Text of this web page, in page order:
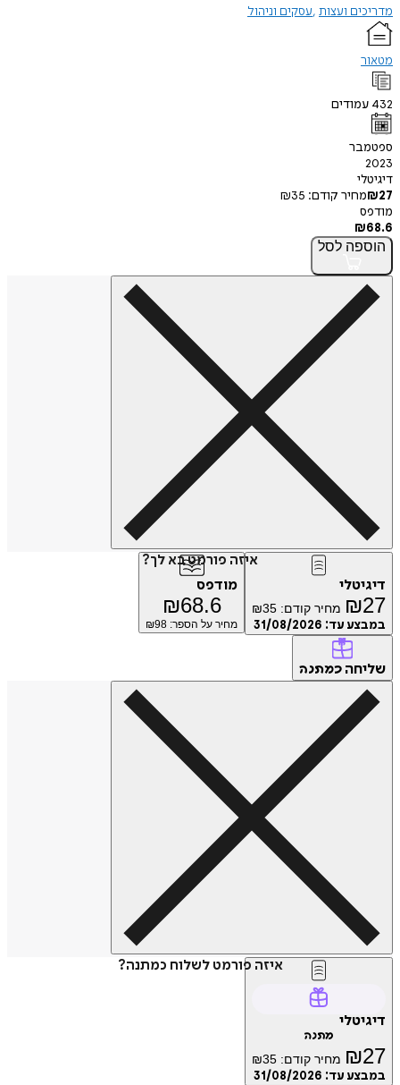
מדריכים ועצות עסקים וניהול
מטאור
432 עמודים
ספטמבר
2023
דיגיטלי
₪27 מחיר קודם: ₪35
מודפס
₪68.6
הוספה לסל
איזה פורמט בא לך?
דיגיטלי
₪27 מחיר קודם: ₪35
במבצע עד: 31/08/2026
מודפס
₪68.6
מחיר על הספר: ₪ 98
שליחה כמתנה
איזה פורמט לשלוח כמתנה?
דיגיטלי
מתנה
₪27 מחיר קודם: ₪35
במבצע עד: 31/08/2026